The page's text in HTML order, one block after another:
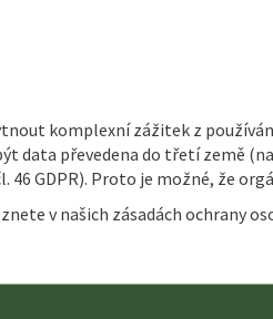
komplexní zážitek z
data převedena do třetí země
46 GDPR). Proto je možné, že
v našich zásadách ochrany